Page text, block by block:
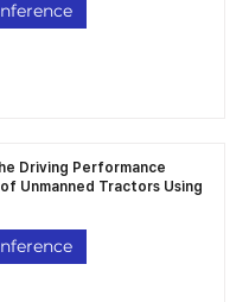
Driving Performance
Unmanned Tractors Using